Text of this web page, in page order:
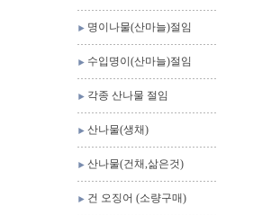
명이나물(산마늘)절임
수입명이(산마늘)절임
각종 산나물 절임
산나물(생채)
산나물(건채,삶은것)
건 오징어 (소량구매)